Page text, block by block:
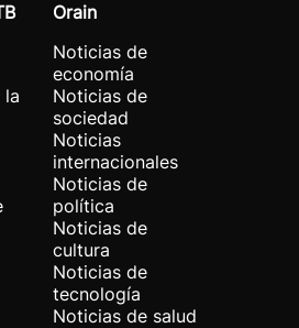
la
Orain
Noticias de
economía
Noticias de
sociedad
Noticias
internacionales
Noticias de
política
Noticias de
cultura
Noticias de
tecnología
Noticias de salud